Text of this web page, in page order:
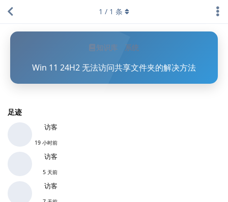
知识库 系统
Win 11 24H2 无法访问共享文件夹的解决方法
足迹
访客
19 小时前
访客
5 天前
访客
1 / 1 条